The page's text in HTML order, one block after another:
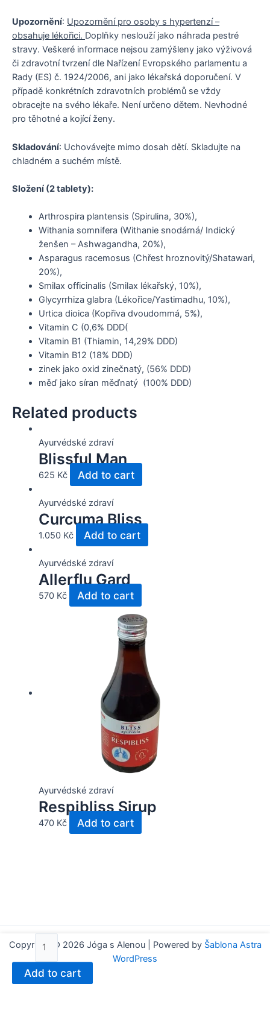
Upozornění: Upozornění pro osoby s hypertenzí –
obsahuje lékořici. Doplňky neslouží jako náhrada pestré
stravy. Veškeré informace nejsou zamýšleny jako výživová
či zdravotní tvrzení dle Nařízení Evropského parlamentu a
Rady (ES) č. 1924/2006, ani jako lékařská doporučení. V
případě konkrétních zdravotních problémů se vždy
obracejte na svého lékaře. Není určeno dětem. Nevhodné
pro těhotné a kojící ženy.
Skladování: Uchovávejte mimo dosah dětí. Skladujte na
chladném a suchém místě.
Složení (2 tablety):
Arthrospira plantensis (Spirulina, 30%),
Withania somnifera (Withanie snodárná/ Indický
ženšen – Ashwagandha, 20%),
Asparagus racemosus (Chřest hroznovitý/Shatawari,
20%),
Smilax officinalis (Smilax lékařský, 10%),
Glycyrrhiza glabra (Lékořice/Yastimadhu, 10%),
Urtica dioica (Kopřiva dvoudommá, 5%),
Vitamin C (0,6% DDD(
Vitamin B1 (Thiamin, 14,29% DDD)
Vitamin B12 (18% DDD)
zinek jako oxid zinečnatý, (56% DDD)
měď jako síran měďnatý (100% DDD)
Related products
Ayurvédské zdraví
Blissful Man
625 Kč Add to cart
Ayurvédské zdraví
Curcuma Bliss
1.050 Kč Add to cart
Ayurvédské zdraví
Allerflu Gard
570 Kč Add to cart
Ayurvédské zdraví
Respibliss Sirup
470 Kč Add to cart
Copyright © 2026 Jóga s Alenou | Powered by Šablona Astra
WordPress
Energobliss
quantity
Add to cart